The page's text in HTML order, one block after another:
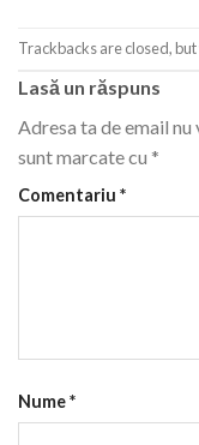
Trackbacks are closed, but
Lasă un răspuns
Adresa ta de email
sunt marcate cu *
Comentariu *
Nume*